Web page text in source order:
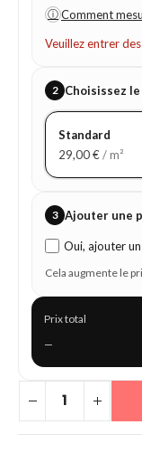
ⓘ Comment
Veuillez entrer
2 Choisissez
Standard
29,00€/ m²
3 Ajouter une
Oui, ajouter
Cela augmente le
Prix total
—